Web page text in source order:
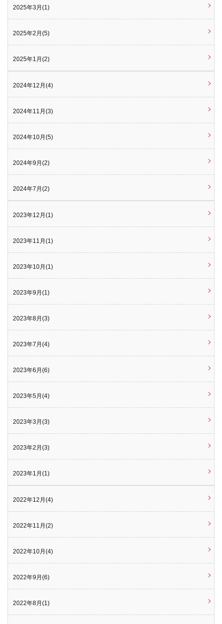
2025年3月(1)
2025年2月(5)
2025年1月(2)
2024年12月(4)
2024年11月(3)
2024年10月(5)
2024年9月(2)
2024年7月(2)
2023年12月(1)
2023年11月(1)
2023年10月(1)
2023年9月(1)
2023年8月(3)
2023年7月(4)
2023年6月(6)
2023年5月(4)
2023年3月(3)
2023年2月(3)
2023年1月(1)
2022年12月(4)
2022年11月(2)
2022年10月(4)
2022年9月(6)
2022年8月(1)